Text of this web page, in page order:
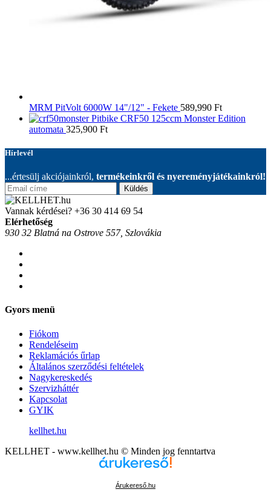
MRM PitVolt 6000W 14"/12" - Fekete 589,990 Ft
Pitbike CRF50 125ccm Monster Edition
automata 325,900 Ft
Hírlevél
...értesülj akciójainkról, termékeinkről és nyereményjátékainkról!
Küldés
Vannak kérdései? +36 30 414 69 54
Elérhetőség
930 32 Blatná na Ostrove 557, Szlovákia
Gyors menü
Fiókom
Rendeléseim
Reklamációs űrlap
Általános szerződési feltételek
Nagykereskedés
Szervizháttér
Kapcsolat
GYIK
kellhet.hu
KELLHET - www.kellhet.hu © Minden jog fenntartva
Árukereső.hu